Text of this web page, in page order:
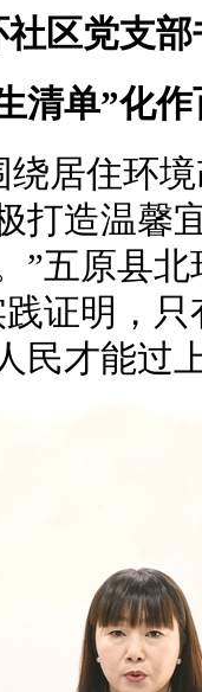
社区党支
清单”化
绕居住环
打造温馨
”五原县
证明，
民才能过